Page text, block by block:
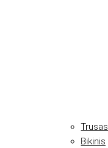
Trusas
Bikinis